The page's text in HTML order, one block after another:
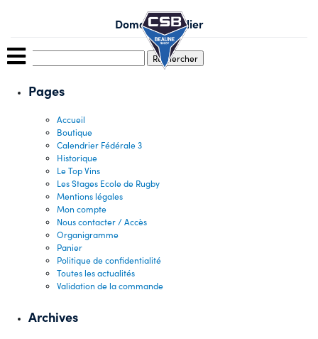
Domaine Javillier
Pages
Accueil
Boutique
Calendrier Fédérale 3
Historique
Le Top Vins
Les Stages Ecole de Rugby
Mentions légales
Mon compte
Nous contacter / Accès
Organigramme
Panier
Politique de confidentialité
Toutes les actualités
Validation de la commande
Archives